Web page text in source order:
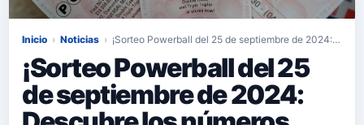
Inicio › Noticias › ¡Sorteo Powerball del 25 de septiembre de 2024:…
¡Sorteo Powerball del 25
de septiembre de 2024: